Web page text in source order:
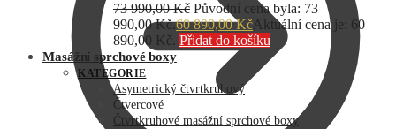
73 990,00Kč Původní cena byla: 73
990,00 Kč.60 890,00Kč Aktuální cena je: 60
890,00 Kč. Přidat do košíku
Masážní sprchové boxy
KATEGORIE
Asymetrický čtvrtkruhový
Čtvercové
Čtvrtkruhové masážní sprchové boxy